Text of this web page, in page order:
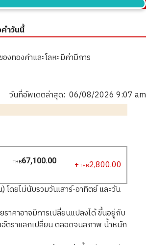
ำวันนี้
งทองคำและโลหะมีค่ามีการ
วันที่อัพเดตล่าสุด:06/08/2026 9:07 am
THB67,100.00 +THB2,800.00
ดยไม่นับรวมวันเสาร์-อาทิตย์ และวัน
ราคาอาจมีการเปลี่ยนแปลงได้ ขึ้นอยู่กับ
ตราแลกเปลี่ยน ตลอดจนสภาพ น้ำหนัก